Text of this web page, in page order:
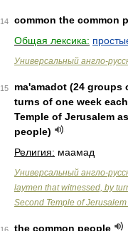
14
common the common
Общая лексика:
Универсальный англо-
15
ma'amadot (24
turns of one week
Temple of Jerusalem
people)
Религия: маамад
Универсальный англо-
laymen that witnessed, by
Second Temple of
the common people